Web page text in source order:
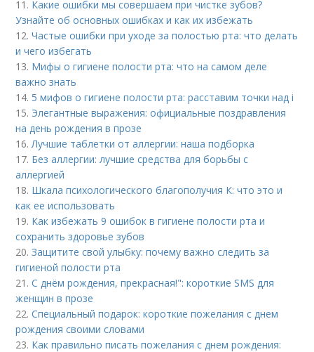
11. Какие ошибки мы совершаем при чистке зубов?
Узнайте об основных ошибках и как их избежать
12.Частые ошибки при уходе за полостью рта: что делать
и чего избегать
13. Мифы о гигиене полости рта: что на самом деле
важно знать
14. 5 мифов о гигиене полости рта: расставим точки над i
15. Элегантные выражения: официальные поздравления
на день рождения в прозе
16.Лучшие таблетки от аллергии: наша подборка
17. Без аллергии: лучшие средства для борьбы с
аллергией
18. Шкала психологического благополучия К: что это и
как ее использовать
19. Как избежать 9 ошибок в гигиене полости рта и
сохранить здоровье зубов
20.Защитите свой улыбку: почему важно следить за
гигиеной полости рта
21.С днём рождения, прекрасная!": короткие SMS для
женщин в прозе
22.Специальный подарок: короткие пожелания с днем
рождения своими словами
23. Как правильно писать пожелания с днем рождения: